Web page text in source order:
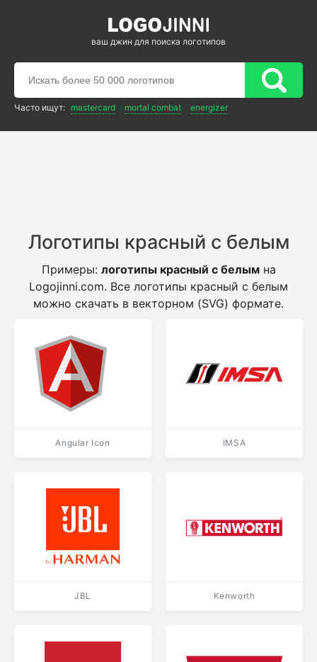
ваш джин для поиска логотипов
Часто ищут: mastercard mortal combat energizer
Логотипы красный с белым
Примеры: логотипы красный с белымна
Logojinni.com. Все логотипы красный с белым
можно скачать в векторном (SVG) формате.
Angular Icon IMSA
JBL Kenworth